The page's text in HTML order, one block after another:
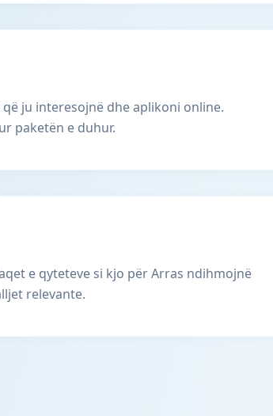
ju interesojnë dhe aplikoni online.
paketën e duhur.
e qyteteve si kjo për Arras ndihmojnë
relevante.